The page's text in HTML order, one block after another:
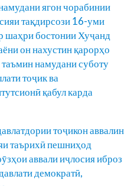
ягон чорабинии
тақдирсози 16-уми
шаҳри бостонии Хуҷанд
он нахустин қарорҳо
таъмин намудани суботу
тоҷик ва
қабул карда
тоҷикон аввалин
таърихӣ пешниҳод
аввали иҷлосия иброз
демократӣ,